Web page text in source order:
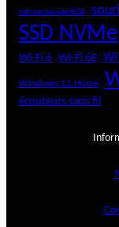
rétroéclairage RGB
SSD NVMe
Wi-Fi 6 Wi-Fi 6E
Windows 11 Home
écouteurs sans fil